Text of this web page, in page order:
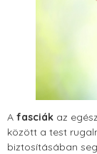
A fasciák az
között a test
biztosításában